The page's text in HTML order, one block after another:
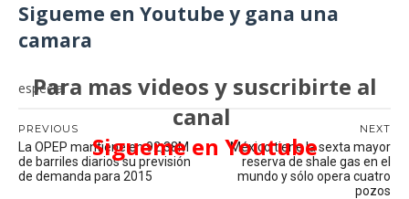
Sigueme en Youtube y gana una
camara
Para mas videos y suscribirte al
canal
Sigueme en Youtube
especial
NEXT
México tiene la sexta mayor
reserva de shale gas en el
mundo y sólo opera cuatro
pozos
PREVIOUS
La OPEP mantiene en 92,38M
de barriles diarios su previsión
de demanda para 2015